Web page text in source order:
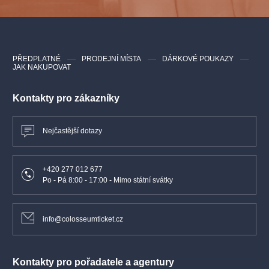
Kontakty pro zákazníky
Nejčastější dotazy
+420 277 012 677
Po - Pá 8:00 - 17:00 - Mimo státní svátky
info@colosseumticket.cz
Kontakty pro pořadatele a agentury
PŘEDPLATNÉ PRODEJNÍ MÍSTA
DÁRKOVÉ POUKAZY
JAK NAKUPOVAT